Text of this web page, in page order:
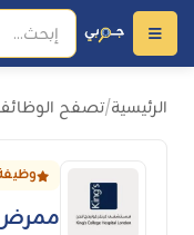
الرئيسية/تصفح